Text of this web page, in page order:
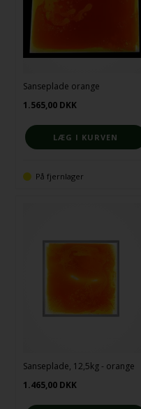
Sanseplade orange
1.565,00 DKK
På fjernlager
Sanseplade, 12,5kg - orange
1.465,00 DKK